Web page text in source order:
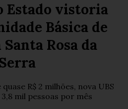
Estado vistoria
Básica de
Santa Rosa da
R$ 2 milhões, nova UBS
mil pessoas por mês